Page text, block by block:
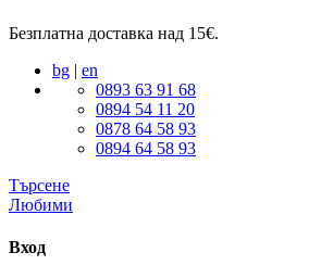
Безплатна доставка над 15€.
bg | en
0893 63 91 68
0894 54 11 20
0878 64 58 93
0894 64 58 93
Търсене
Любими
Вход